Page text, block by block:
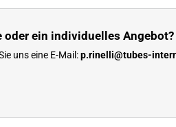
oder ein individuelles Angebot?
uns eine E-Mail:p.rinelli@tubes-